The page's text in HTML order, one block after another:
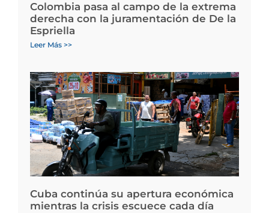
Colombia pasa al campo de la extrema
derecha con la juramentación de De la
Espriella
Leer Más >>
Cuba continúa su apertura económica
mientras la crisis escuece cada día